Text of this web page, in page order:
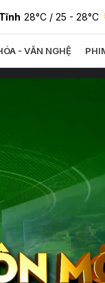
28°C / 25 - 28°C
- VĂN NGHỆ